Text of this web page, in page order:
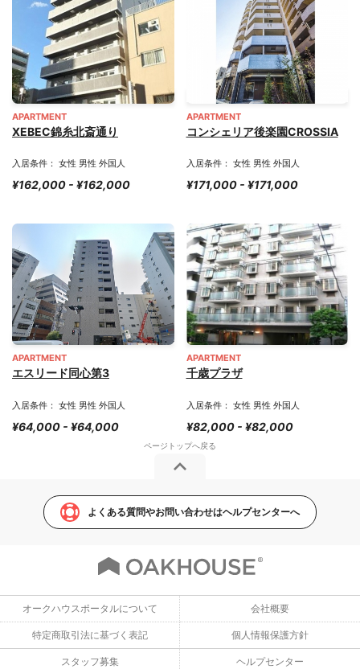
APARTMENT
XEBEC錦糸北斎通り
入居条件： 女性 男性 外国人
¥162,000 - ¥162,000
APARTMENT
コンシェリア後楽園CROSSIA
入居条件： 女性 男性 外国人
¥171,000 - ¥171,000
APARTMENT
エスリード同心第3
入居条件： 女性 男性 外国人
¥64,000 - ¥64,000
APARTMENT
千歳プラザ
入居条件： 女性 男性 外国人
¥82,000 - ¥82,000
よくある質問やお問い合わせはヘルプセンターへ
オークハウスポータルについて 会社概要
特定商取引法に基づく表記 個人情報保護方針
スタッフ募集 ヘルプセンター